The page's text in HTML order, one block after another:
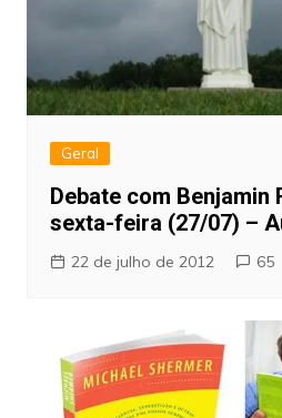
Geral
Debate com Benjamin
sexta-feira (27/07) –
22 de julho de 2012 65